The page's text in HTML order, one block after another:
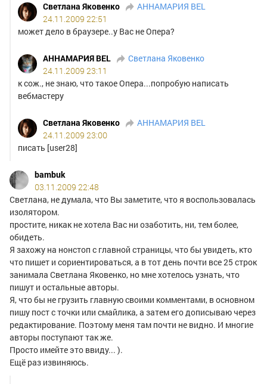
Светлана Яковенко
АННАМАРИЯ BEL
24.11.2009 22:51
может дело в браузере..у Вас не Опера?
АННАМАРИЯ BEL
Светлана Яковенко
24.11.2009 23:11
к сож., не знаю, что такое Опера...попробую написать
вебмастеру
Светлана Яковенко
АННАМАРИЯ BEL
24.11.2009 23:00
писать [user28]
bambuk
03.11.2009 22:48
Светлана, не думала, что Вы заметите, что я воспользовалась
изолятором.
простите, никак не хотела Вас ни озаботить, ни, тем более,
обидеть.
Я захожу на нонстоп с главной страницы, что бы увидеть, кто
что пишет и сориентироваться, а в тот день почти все 25 строк
занимала Светлана Яковенко, но мне хотелось узнать, что
пишут и остальные авторы.
Я, что бы не грузить главную своими комментами, в основном
пишу пост с точки или смайлика, а затем его дописываю через
редактирование. Поэтому меня там почти не видно. И многие
авторы поступают так же.
Просто имейте это ввиду... ).
Ещё раз извиняюсь.